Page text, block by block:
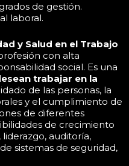
de gestión.
laboral.
y Salud en el Trabajo
con alta
social. Es una
trabajar en la
de las personas, la
y el cumplimiento de
de diferentes
de crecimiento
auditoría,
sistemas de seguridad,